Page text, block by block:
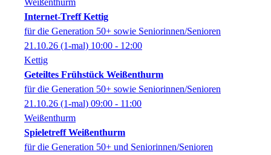
Weißenthurm
Internet-Treff Kettig
für die Generation 50+ sowie Seniorinnen/Senioren
21.10.26 (1-mal) 10:00 - 12:00
Kettig
Geteiltes Frühstück Weißenthurm
für die Generation 50+ sowie Seniorinnen/Senioren
21.10.26 (1-mal) 09:00 - 11:00
Weißenthurm
Spieletreff Weißenthurm
für die Generation 50+ und Seniorinnen/Senioren